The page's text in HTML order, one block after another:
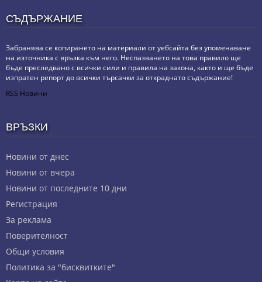
СЪДЪРЖАНИЕ
Забранява се копирането на материали от уебсайта без упоменаване
на източника с връзка към него. Неспазването на това правило ще
бъде преследвано с всички сили и правила на закона, както и ще бъде
изпратен репорт до всички търсачки за откраднато съдържание!
RSS Новини
ВРЪЗКИ
Новини от днес
Новини от вчера
Новини от последните 10 дни
Регистрация
За реклама
Πoвepитeлнocт
Общи условия
Политика за "бисквитките"